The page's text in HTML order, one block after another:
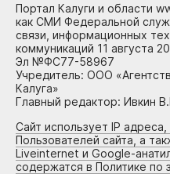
Портал Калуги и области
как СМИ Федеральной
связи, информационных
коммуникаций 11 августа
Эл №ФС77-58967
Учредитель: ООО
Калуга»
Главный редактор: Ивкин
Сайт использует IP
Пользователей сайта, а
Liveinternet и Google-
содержатся в Политике по